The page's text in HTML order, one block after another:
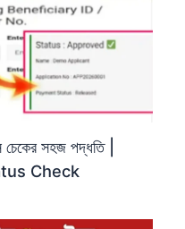
চেকের সহজ পদ্ধতি |
Check